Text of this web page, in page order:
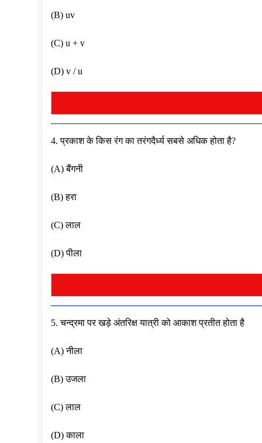
(B) uv
(C) u + v
(D) v / u
4. प्रकाश के किस रंग का तरंगदैर्ध्य सबसे अधिक होता है?
(A) बैंगनी
(B) हरा
(C) लाल
(D) पीला
5. चन्द्रमा पर खड़े अंतरिक्ष यात्री को आकाश प्रतीत होता है
(A) नीला
(B) उजला
(C) लाल
(D) काला